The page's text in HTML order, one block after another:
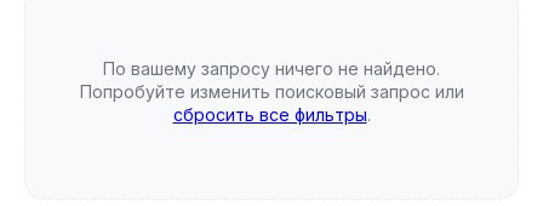
По вашему запросу ничего не найдено.
Попробуйте изменить поисковый запрос или
сбросить все фильтры.